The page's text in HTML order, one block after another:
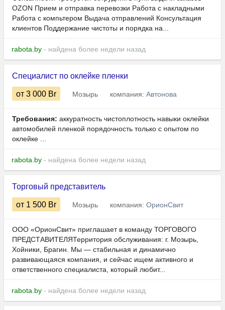
OZON Прием и отправка перевозки Работа с накладными
Работа с компьтером Выдача отправлений Консультация
клиентов Поддержание чистоты и порядка на...
rabota.by - найдена более недели назад
Специалист по оклейке пленки
от 3 000 Br Мозырь компания: Автонова
Требования: аккуратность чистоплотность навыки оклейки
автомобилей пленкой порядочность только с опытом по
оклейке ...
rabota.by - найдена более недели назад
Торговый представитель
от 1 500 Br Мозырь компания: ОрионСвит
ООО «ОрионСвит» приглашает в команду ТОРГОВОГО
ПРЕДСТАВИТЕЛЯТерритория обслуживания: г. Мозырь,
Хойники, Брагин. Мы — стабильная и динамично
развивающаяся компания, и сейчас ищем активного и
ответственного специалиста, который любит...
rabota.by - найдена более недели назад